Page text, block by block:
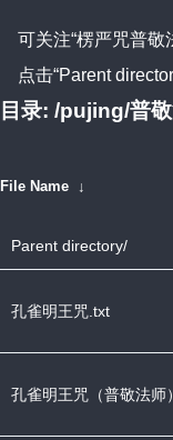
可关注“楞严咒普敬
点击“Parent
目录: /pujing/普
File Name ↓
Parent directory/
孔雀明王咒.txt
孔雀明王咒（普敬法师